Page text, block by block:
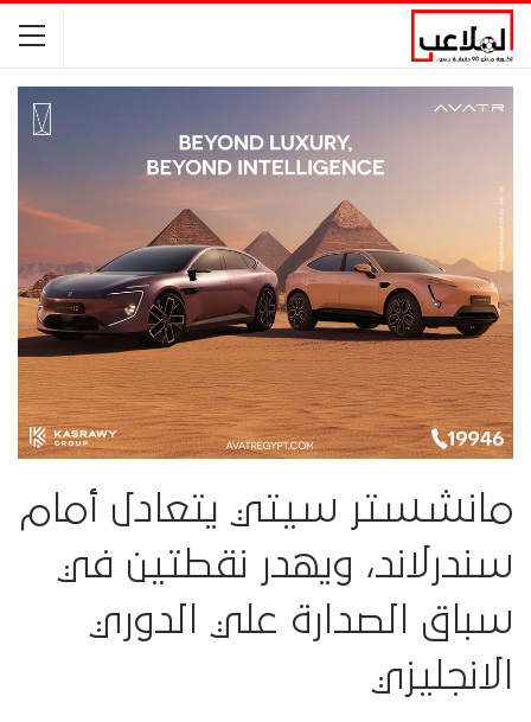
مانشستر سيتي يتعادل أمام
سندرلاند، ويهدر نقطتين في
سباق الصدارة علي الدوري
الانجليزي